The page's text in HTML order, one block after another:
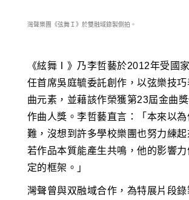
灣聲樂團《弦舞Ｉ》於雙融域錄製側拍。
《絃舞Ⅰ》乃李哲藝於2012年受國
任首席吳庭毓委託創作，以弦樂技
曲元素，並藉該作榮獲第23屆金曲
作曲人獎。李哲藝直言：「本來以為
難，沒想到許多學校樂團也努力練
若作品本質能產生共鳴，他的影響
定的框架。」
灣聲曾與双融域合作，為特展片段